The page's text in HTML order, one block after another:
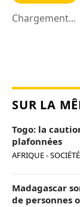
Chargement...
SUR LA
Togo: la
plafonnées
AFRIQUE - SOCIÉTÉ
Madagascar
de personnes